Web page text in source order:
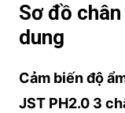
Sơ đồ
dung
Cảm biến độ
JST PH2.0 3